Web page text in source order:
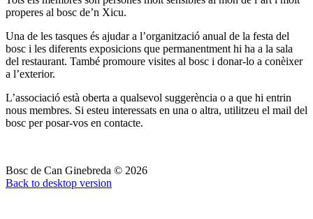
properes al bosc de’n Xicu.
Una de les tasques és ajudar a l’organització anual de la festa del
bosc i les diferents exposicions que permanentment hi ha a la sala
del restaurant. També promoure visites al bosc i donar-lo a conèixer
a l’exterior.
L’associació està oberta a qualsevol suggerència o a que hi entrin
nous membres. Si esteu interessats en una o altra, utilitzeu el mail del
bosc per posar-vos en contacte.
Bosc de Can Ginebreda © 2026
Back to desktop version